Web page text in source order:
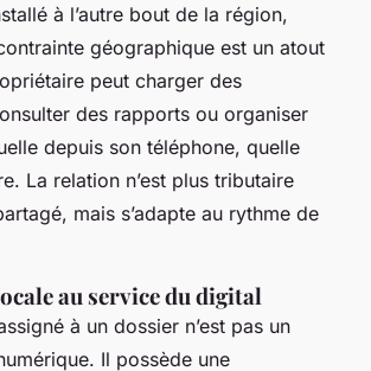
à l’autre bout de la région,
géographique est un atout
peut charger des
des rapports ou organiser
depuis son téléphone, quelle
La relation n’est plus tributaire
mais s’adapte au rythme de
au service du digital
à un dossier n’est pas un
Il possède une